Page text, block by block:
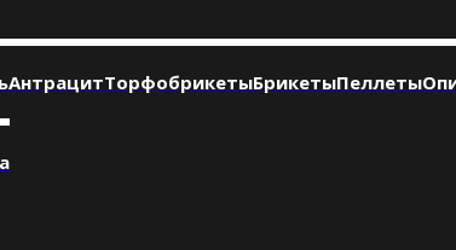
АнтрацитТорфобрикетыБрикетыПеллеты